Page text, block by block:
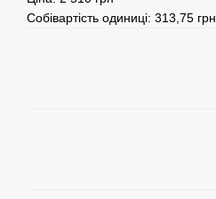
Собівартість одиниці: 313,75 грн